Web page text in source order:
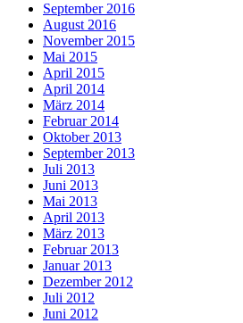
September 2016
August 2016
November 2015
Mai 2015
April 2015
April 2014
März 2014
Februar 2014
Oktober 2013
September 2013
Juli 2013
Juni 2013
Mai 2013
April 2013
März 2013
Februar 2013
Januar 2013
Dezember 2012
Juli 2012
Juni 2012